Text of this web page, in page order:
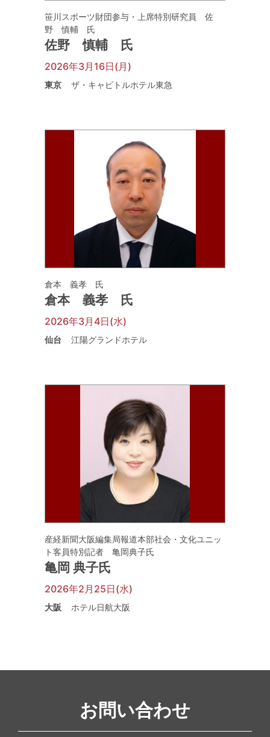
笹川スポーツ財団参与・上席特別研究員 佐
野 慎輔 氏
佐野 慎輔 氏
2026年3月16日(月)
東京 ザ・キャピトルホテル東急
倉本 義孝 氏
倉本 義孝 氏
2026年3月4日(水)
仙台 江陽グランドホテル
産経新聞大阪編集局報道本部社会・文化ユニッ
ト客員特別記者 亀岡典子氏
亀岡 典子氏
2026年2月25日(水)
大阪 ホテル日航大阪
お問い合わせ